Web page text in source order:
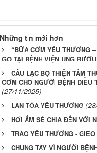
Những tin mới hơn
“BỮA CƠM YÊU THƯƠNG
GO TẠI BỆNH VIỆN UNG
CÂU LẠC BỘ THIỆN TÂM
CƠM CHO NGƯỜI BỆNH ĐIỀU
(27/11/2025)
LAN TỎA YÊU THƯƠNG
HƠI ẤM SẺ CHIA ĐẾN VỚI
TRAO YÊU THƯƠNG - GIEO
CHUNG TAY VÌ NGƯỜI